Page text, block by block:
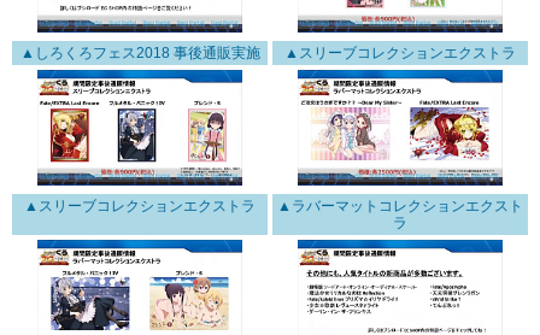
▲しろくろフェス2018 事後通販実施 ▲スリーブコレクションエクストラ
▲スリーブコレクションエクストラ
▲ラバーマットコレクションエクスト
ラ